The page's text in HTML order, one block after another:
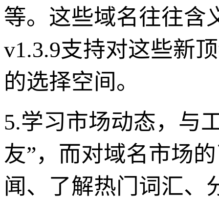
等。这些域名往往含
v1.3.9支持对这些新
的选择空间。
5.学习市场动态，与
友”，而对域名市场
闻、了解热门词汇、